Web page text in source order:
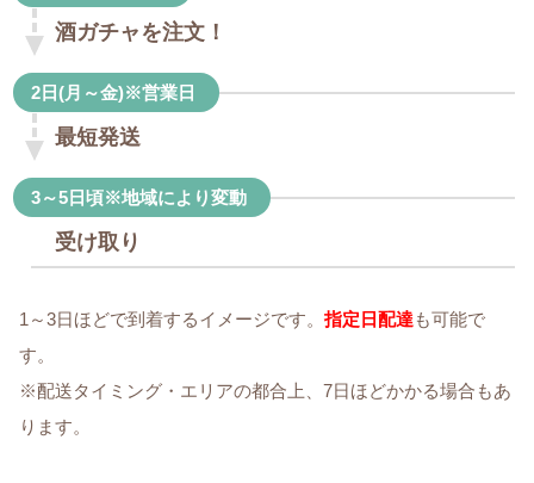
酒ガチャを注文！
2日(月～金)※営業日
最短発送
3～5日頃※地域により変動
受け取り
1～3日ほどで到着するイメージです。 指定日配達も可能で
す。
※配送タイミング・エリアの都合上、7日ほどかかる場合もあ
ります。